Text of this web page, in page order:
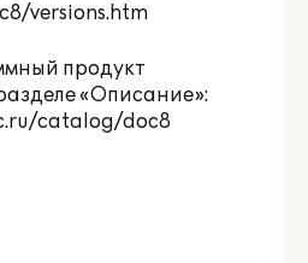
versions.htm
продукт
«Описание»:
catalog/doc8